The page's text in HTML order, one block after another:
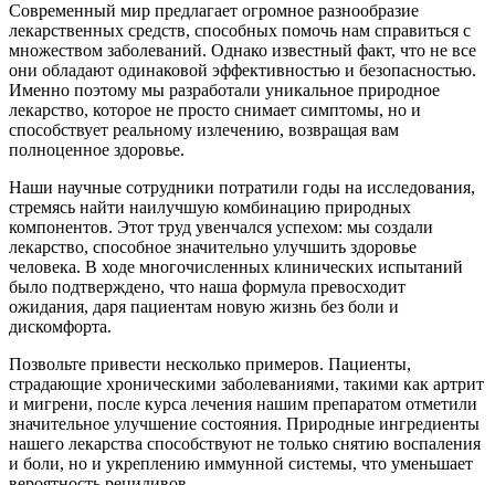
Современный мир предлагает огромное разнообразие
лекарственных средств, способных помочь нам справиться с
множеством заболеваний. Однако известный факт, что не все
они обладают одинаковой эффективностью и безопасностью.
Именно поэтому мы разработали уникальное природное
лекарство, которое не просто снимает симптомы, но и
способствует реальному излечению, возвращая вам
полноценное здоровье.
Наши научные сотрудники потратили годы на исследования,
стремясь найти наилучшую комбинацию природных
компонентов. Этот труд увенчался успехом: мы создали
лекарство, способное значительно улучшить здоровье
человека. В ходе многочисленных клинических испытаний
было подтверждено, что наша формула превосходит
ожидания, даря пациентам новую жизнь без боли и
дискомфорта.
Позвольте привести несколько примеров. Пациенты,
страдающие хроническими заболеваниями, такими как артрит
и мигрени, после курса лечения нашим препаратом отметили
значительное улучшение состояния. Природные ингредиенты
нашего лекарства способствуют не только снятию воспаления
и боли, но и укреплению иммунной системы, что уменьшает